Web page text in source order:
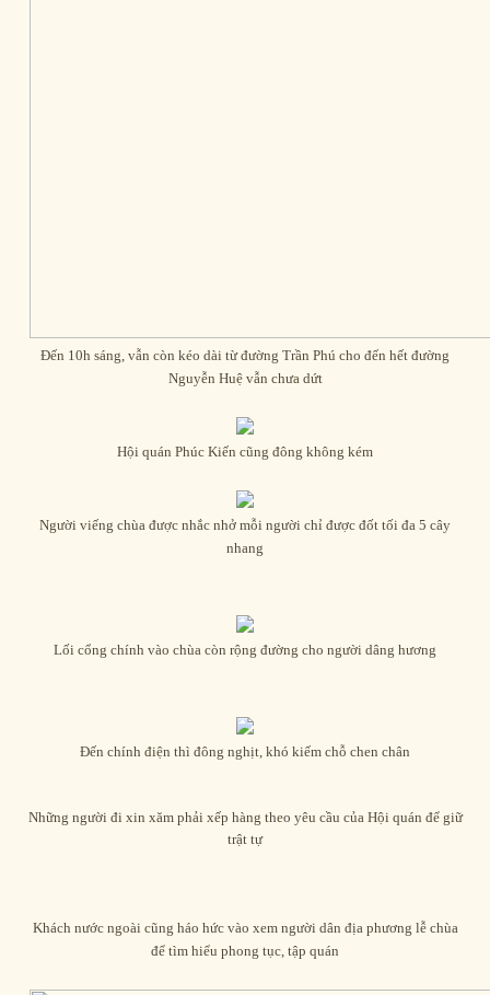
Đến 10h sáng, vẫn còn kéo dài từ đường Trần Phú cho đến hết đường
Nguyễn Huệ vẫn chưa dứt
Hội quán Phúc Kiến cũng đông không kém
Người viếng chùa được nhắc nhở mỗi người chỉ được đốt tối đa 5 cây
nhang
Lối cổng chính vào chùa còn rộng đường cho người dâng hương
Đến chính điện thì đông nghịt, khó kiếm chỗ chen chân
Những người đi xin xăm phải xếp hàng theo yêu cầu của Hội quán để giữ
trật tự
Khách nước ngoài cũng háo hức vào xem người dân địa phương lễ chùa
để tìm hiểu phong tục, tập quán